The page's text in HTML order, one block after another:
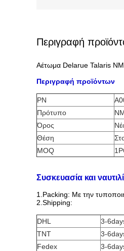
Περιγραφή
Αέτωμα Delarue Talaris
Περιγραφή προϊόντων
PN
Πρότυπο
Όρος
Θέση
MOQ
Συσκευασία και
1.Packing: Με την
2.Shipping:
DHL
3-
TNT
3-
Fedex
3-